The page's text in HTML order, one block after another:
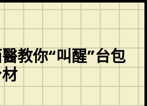
教你“叫醒”台包